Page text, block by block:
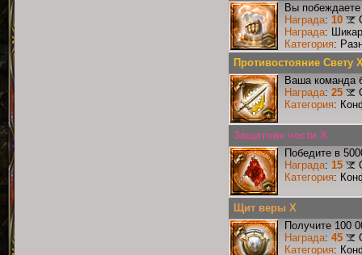
Вы
Награда: 10
Награда:
Категория:
Противостояние Свету
Ваша команда
Награда: 25
Категория:
Защитник чести X
Победите в
Награда: 15
Категория:
Щит веры X
Получите 100
Награда: 45
Категория: